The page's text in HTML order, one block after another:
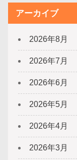
アーカイブ
2026年8月
2026年7月
2026年6月
2026年5月
2026年4月
2026年3月